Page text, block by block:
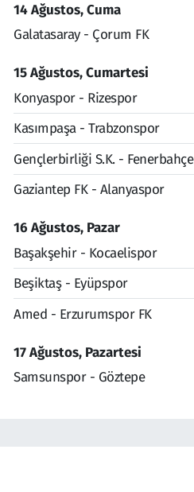
14 Ağustos, Cuma
Galatasaray - Çorum FK
15 Ağustos, Cumartesi
Konyaspor - Rizespor
Kasımpaşa - Trabzonspor
Gençlerbirliği S.K. - Fenerbahçe
Gaziantep FK - Alanyaspor
16 Ağustos, Pazar
Başakşehir - Kocaelispor
Beşiktaş - Eyüpspor
Amed - Erzurumspor FK
17 Ağustos, Pazartesi
Samsunspor - Göztepe